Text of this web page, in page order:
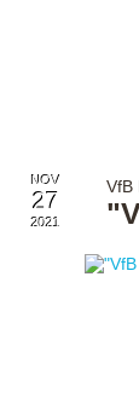
NOV
27
2021
VfB